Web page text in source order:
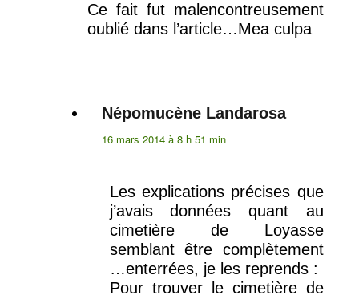
Ce fait fut malencontreusement
oublié dans l’article…Mea culpa
Népomucène Landarosadit :
16 mars 2014 à 8 h 51 min
Les explications précises que
j’avais données quant au
cimetière de Loyasse
semblant être complètement
…enterrées, je les reprends :
Pour trouver le cimetière de